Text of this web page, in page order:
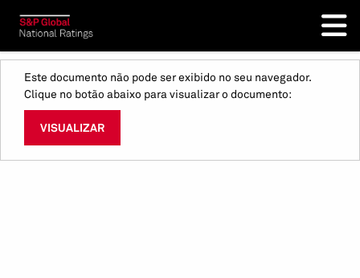
Este documento não pode ser exibido no seu navegador.
Clique no botão abaixo para visualizar o documento:
VISUALIZAR